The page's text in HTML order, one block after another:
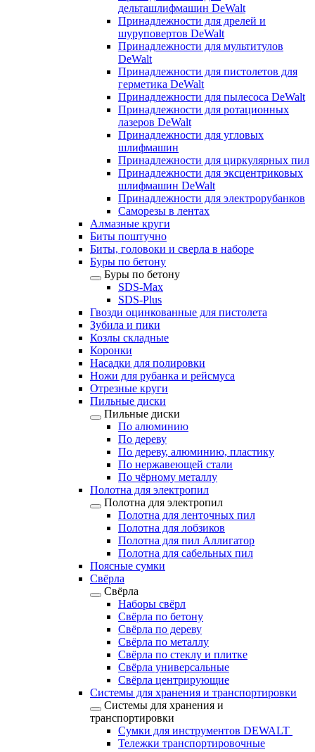
дельташлифмашин DeWalt
Принадлежности для дрелей и
шуруповертов DeWalt
Принадлежности для мультитулов
DeWalt
Принадлежности для пистолетов для
герметика DeWalt
Принадлежности для пылесоса DeWalt
Принадлежности для ротационных
лазеров DeWalt
Принадлежности для угловых
шлифмашин
Принадлежности для циркулярных пил
Принадлежности для эксцентриковых
шлифмашин DeWalt
Принадлежности для электрорубанков
Саморезы в лентах
Алмазные круги
Биты поштучно
Биты, головоки и сверла в наборе
Буры по бетону
Буры по бетону
SDS-Max
SDS-Plus
Гвозди оцинкованные для пистолета
Зубила и пики
Козлы складные
Коронки
Насадки для полировки
Ножи для рубанка и рейсмуса
Отрезные круги
Пильные диски
Пильные диски
По алюминию
По дереву
По дереву, алюминию, пластику
По нержавеющей стали
По чёрному металлу
Полотна для электропил
Полотна для электропил
Полотна для ленточных пил
Полотна для лобзиков
Полотна для пил Аллигатор
Полотна для сабельных пил
Поясные сумки
Свёрла
Свёрла
Наборы свёрл
Свёрла по бетону
Свёрла по дереву
Свёрла по металлу
Свёрла по стеклу и плитке
Свёрла универсальные
Свёрла центрирующие
Системы для хранения и транспортировки
Системы для хранения и
транспортировки
Сумки для инструментов DEWALT
Тележки транспортировочные